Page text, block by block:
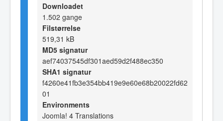
Downloadet
1.502 gange
Filstørrelse
519,31 kB
MD5 signatur
aef74037545df301aed59d2f488ec350
SHA1 signatur
f4260e41fb3e354bb419e9e60e68b20022fd62
01
Environments
Joomla! 4 Translations